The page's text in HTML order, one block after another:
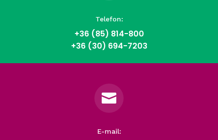
Telefon:
+36 (85) 814-800
+36 (30) 694-7203

E-mail: